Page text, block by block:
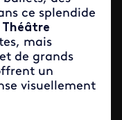
ce splendide
Théâtre
mais
de grands
un
visuellement